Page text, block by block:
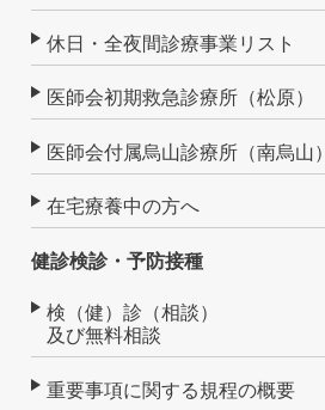
休日・全夜間診療事業リスト
医師会初期救急診療所（松原）
医師会付属烏山診療所（南烏山）
在宅療養中の方へ
健診検診・予防接種
検（健）診（相談）
及び無料相談
重要事項に関する規程の概要